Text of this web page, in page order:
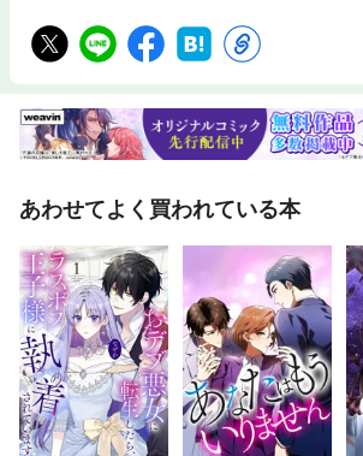
あわせてよく買われている本